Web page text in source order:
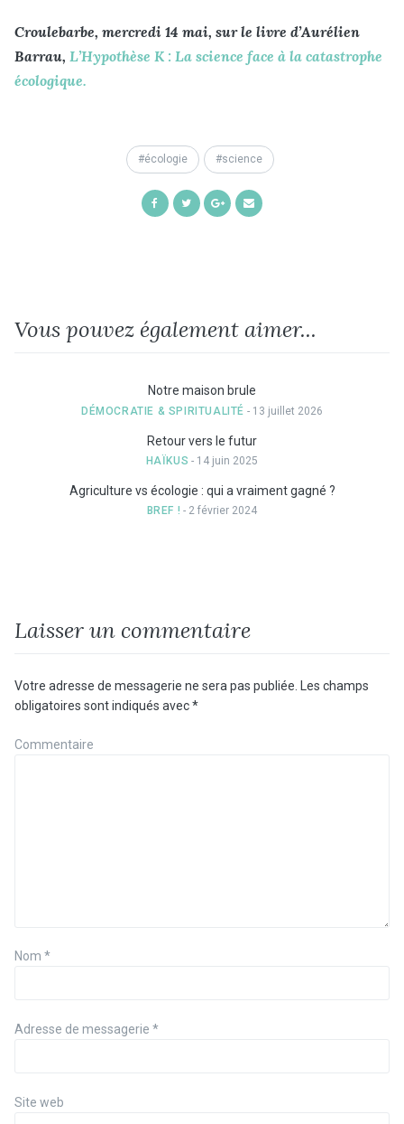
Croulebarbe, mercredi 14 mai, sur le livre d’Aurélien
Barrau, L’Hypothèse K : La science face à la catastrophe
écologique.
écologie science
ShareShareShare
Vous pouvez également aimer...
Notre maison brule
DÉMOCRATIE & SPIRITUALITÉ - 13 juillet 2026
Retour vers le futur
HAÏKUS - 14 juin 2025
Agriculture vs écologie : qui a vraiment gagné ?
BREF ! - 2 février 2024
Laisser un commentaire
Votre adresse de messagerie ne sera pas publiée.
Les champs
obligatoires sont indiqués avec*
Commentaire
Nom *
Adresse de messagerie *
Site web